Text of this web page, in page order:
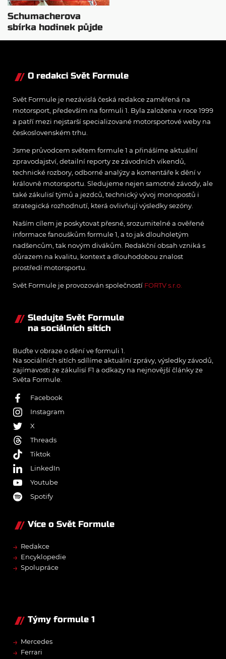
Schumacherova
sbírka hodinek půjde
příští měsíc do dražby
O redakci Svět Formule
Svět Formule je nezávislá česká redakce zaměřená na
motorsport, především na formuli 1. Byla založena v roce 1999
a patří mezi nejstarší specializované motorsportové weby na
československém trhu.
Jsme průvodcem světem formule 1 a přinášíme aktuální
zpravodajství, detailní reporty ze závodních víkendů,
technické rozbory, odborné analýzy a komentáře k dění v
královně motorsportu. Sledujeme nejen samotné závody, ale
také zákulisí týmů a jezdců, technický vývoj monopostů i
strategická rozhodnutí, která ovlivňují výsledky sezóny.
Naším cílem je poskytovat přesné, srozumitelné a ověřené
informace fanouškům formule 1, a to jak dlouholetým
nadšencům, tak novým divákům. Redakční obsah vzniká s
důrazem na kvalitu, kontext a dlouhodobou znalost
prostředí motorsportu.
Svět Formule je provozován společností FORTV s.r.o.
Sledujte Svět Formule
na sociálních sítích
Buďte v obraze o dění ve formuli 1.
Na sociálních sítích sdílíme aktuální zprávy, výsledky závodů,
zajímavosti ze zákulisí F1 a odkazy na nejnovější články ze
Světa Formule.
Facebook
Instagram
X
Threads
Tiktok
LinkedIn
Youtube
Spotify
Více o Svět Formule
→ Redakce
→ Encyklopedie
→ Spolupráce
Týmy formule 1
→ Mercedes
→ Ferrari